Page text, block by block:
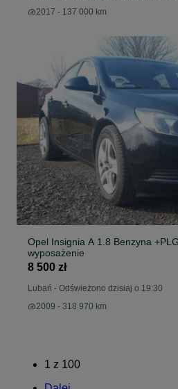
2017 - 137 000 km
Opel Insignia A 1.8 Benzyna
wyposażenie
8 500 zł
Lubań - Odświeżono dzisiaj o 19:30
2009 - 318 970 km
1 z 100